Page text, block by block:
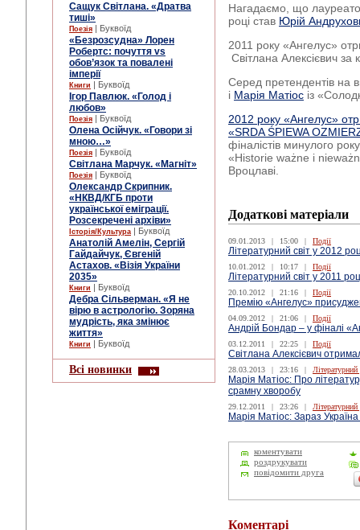
Сащук Світлана. «Дратва
тиші»
Поезія | Буквоїд
«Безрозсудна» Лорен
Робертс: почуття vs
обов’язок та повалені
імперії
Книги | Буквоїд
Ігор Павлюк. «Голод і
любов»
Поезія | Буквоїд
Олена Осійчук. «Говори зі
мною…»
Поезія | Буквоїд
Світлана Марчук. «Магніт»
Поезія | Буквоїд
Олександр Скрипник.
«НКВД/КГБ проти
української еміграції.
Розсекречені архіви»
Історія/Культура | Буквоїд
Анатолій Амелін, Сергій
Гайдайчук, Євгеній
Астахов. «Візія України
2035»
Книги | Буквоїд
Дебра Сільверман. «Я не
вірю в астрологію. Зоряна
мудрість, яка змінює
життя»
Книги | Буквоїд
Всі новинки
Нагадаємо, що
році став Юрій
2011 року «Ангелус»
Світлана Алексієвич
Серед претендентів на
і Марія Матіос із
2012 року «Ангелус»
«SRDA ŚPIEWA
фіналістів минулого
«Historie ważne i
Вроцлаві.
Додаткові матеріали
09.01.2013 | 15:00 | Події
Літературний світ у 2012
10.01.2012 | 10:17 | Події
Літературний світ у 2011
20.10.2012 | 21:16 | Події
Премію «Ангелус»
04.09.2012 | 21:06 | Події
Андрій Бондар – у фіналі
03.12.2011 | 22:25 | Події
Світлана Алексієвич
28.03.2013 | 23:16 |
Марія Матіос: Про
срамну хворобу
29.12.2011 | 23:26 |
Марія Матіос: Зараз
коментувати
роздрукувати
повідомити друга
Коментарі